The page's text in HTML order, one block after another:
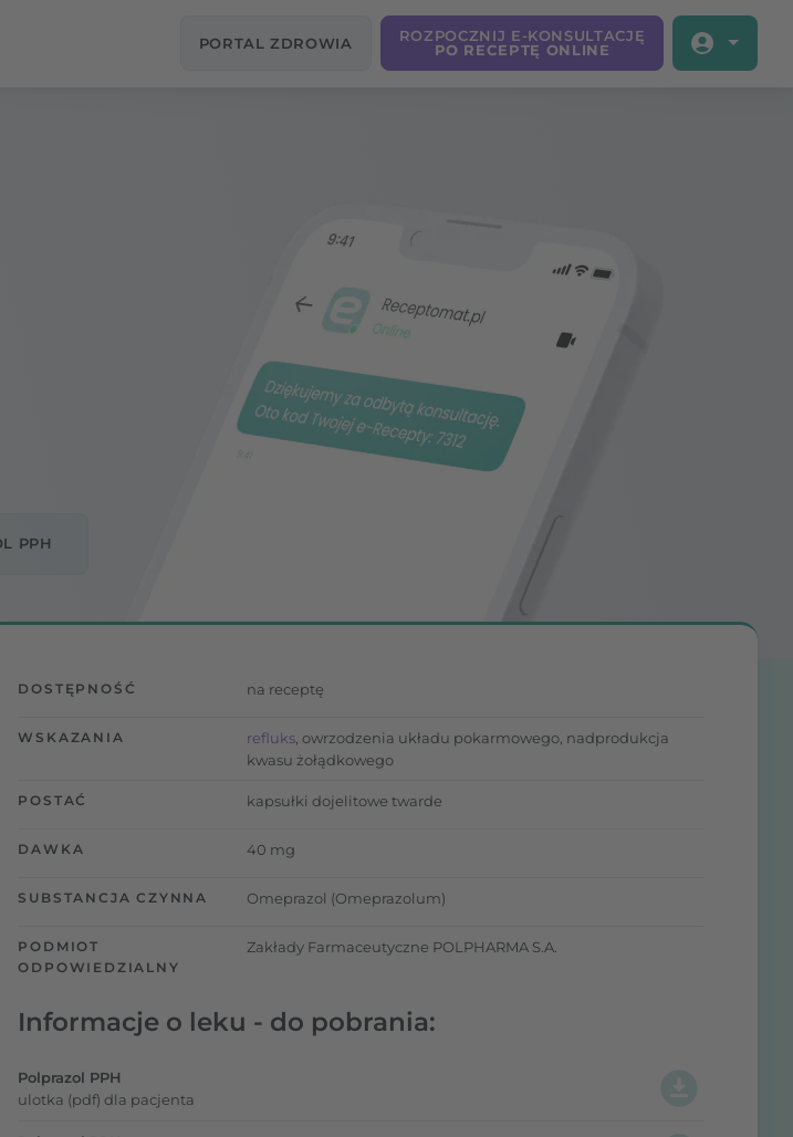
PORTAL ZDROWIA
ROZPOCZNIJ E-KONSULTACJĘ
PO RECEPTĘ ONLINE
PPH
DOSTĘPNOŚĆ na receptę
WSKAZANIA refluks , owrzodzenia układu pokarmowego, nadprodukcja
kwasu żołądkowego
POSTAĆ kapsułki dojelitowe twarde
DAWKA 40 mg
SUBSTANCJA CZYNNA Omeprazol (Omeprazolum)
PODMIOT
ODPOWIEDZIALNY
Zakłady Farmaceutyczne POLPHARMA S.A.
Informacje o leku - do pobrania:
Polprazol PPH
ulotka (pdf) dla pacjenta